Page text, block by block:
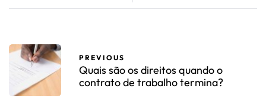
PREVIOUS
Quais são os direitos quando o
contrato de trabalho termina?